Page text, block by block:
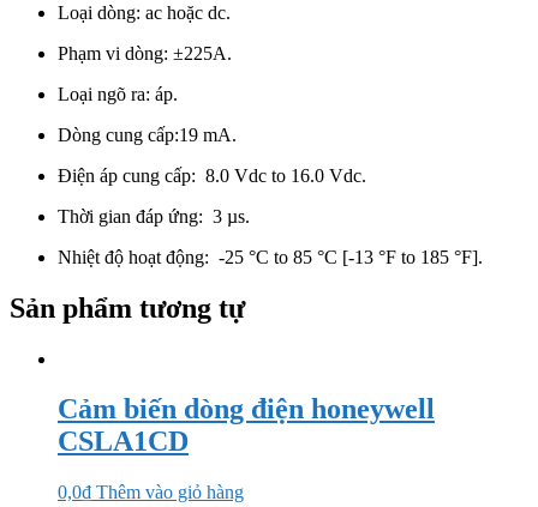
Loại dòng: ac hoặc dc.
Phạm vi dòng: ±225A.
Loại ngõ ra: áp.
Dòng cung cấp:19 mA.
Điện áp cung cấp: 8.0 Vdc to 16.0 Vdc.
Thời gian đáp ứng: 3 µs.
Nhiệt độ hoạt động: -25 °C to 85 °C [-13 °F to 185 °F].
Sản phẩm tương tự
Cảm biến dòng điện honeywell
CSLA1CD
0,0₫ Thêm vào giỏ hàng